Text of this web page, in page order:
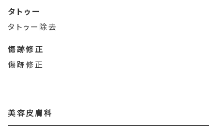
タトゥー
タトゥー除去
傷跡修正
傷跡修正
美容皮膚科